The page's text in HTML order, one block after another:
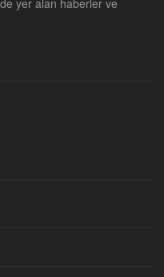
yer alan haberler ve